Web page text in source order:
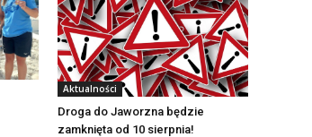
Aktualności
Droga do Jaworzna będzie
zamknięta od 10 sierpnia!